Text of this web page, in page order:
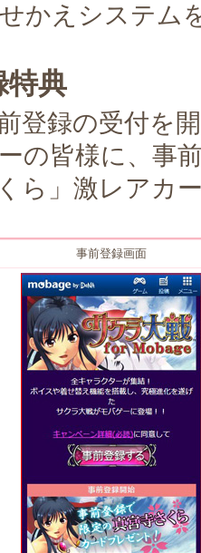
かえシステム
特典
登録の受付を
の皆様に、事
くら」激レアカ
事前登録画面